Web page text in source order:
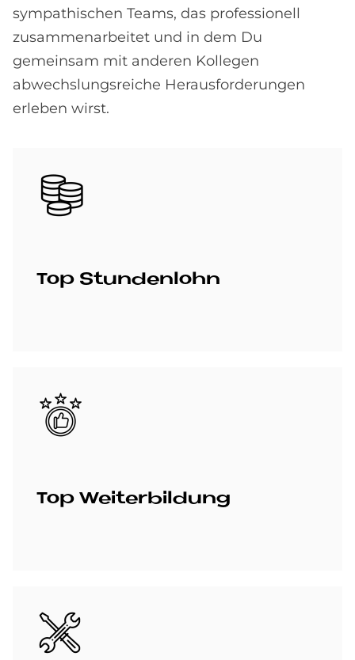
sympathischen Teams, das professionell
zusammenarbeitet und in dem Du
gemeinsam mit anderen Kollegen
abwechslungsreiche Herausforderungen
erleben wirst.
Bild
Top Stun­den­lohn
Bild
Top Wei­ter­bil­dung
Bild